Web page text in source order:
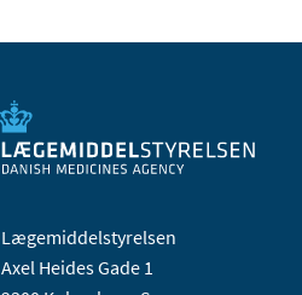
Lægemiddelstyrelsen
Axel Heides Gade 1